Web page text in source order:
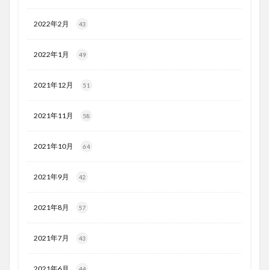
2022年2月 43
2022年1月 49
2021年12月 51
2021年11月 58
2021年10月 64
2021年9月 42
2021年8月 57
2021年7月 43